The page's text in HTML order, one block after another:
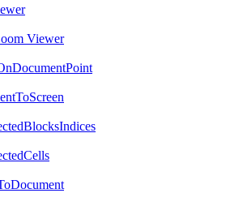
Viewer